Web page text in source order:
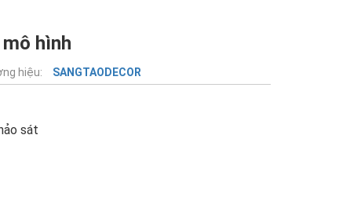
hình
hiệu: SANGTAODECOR
sát